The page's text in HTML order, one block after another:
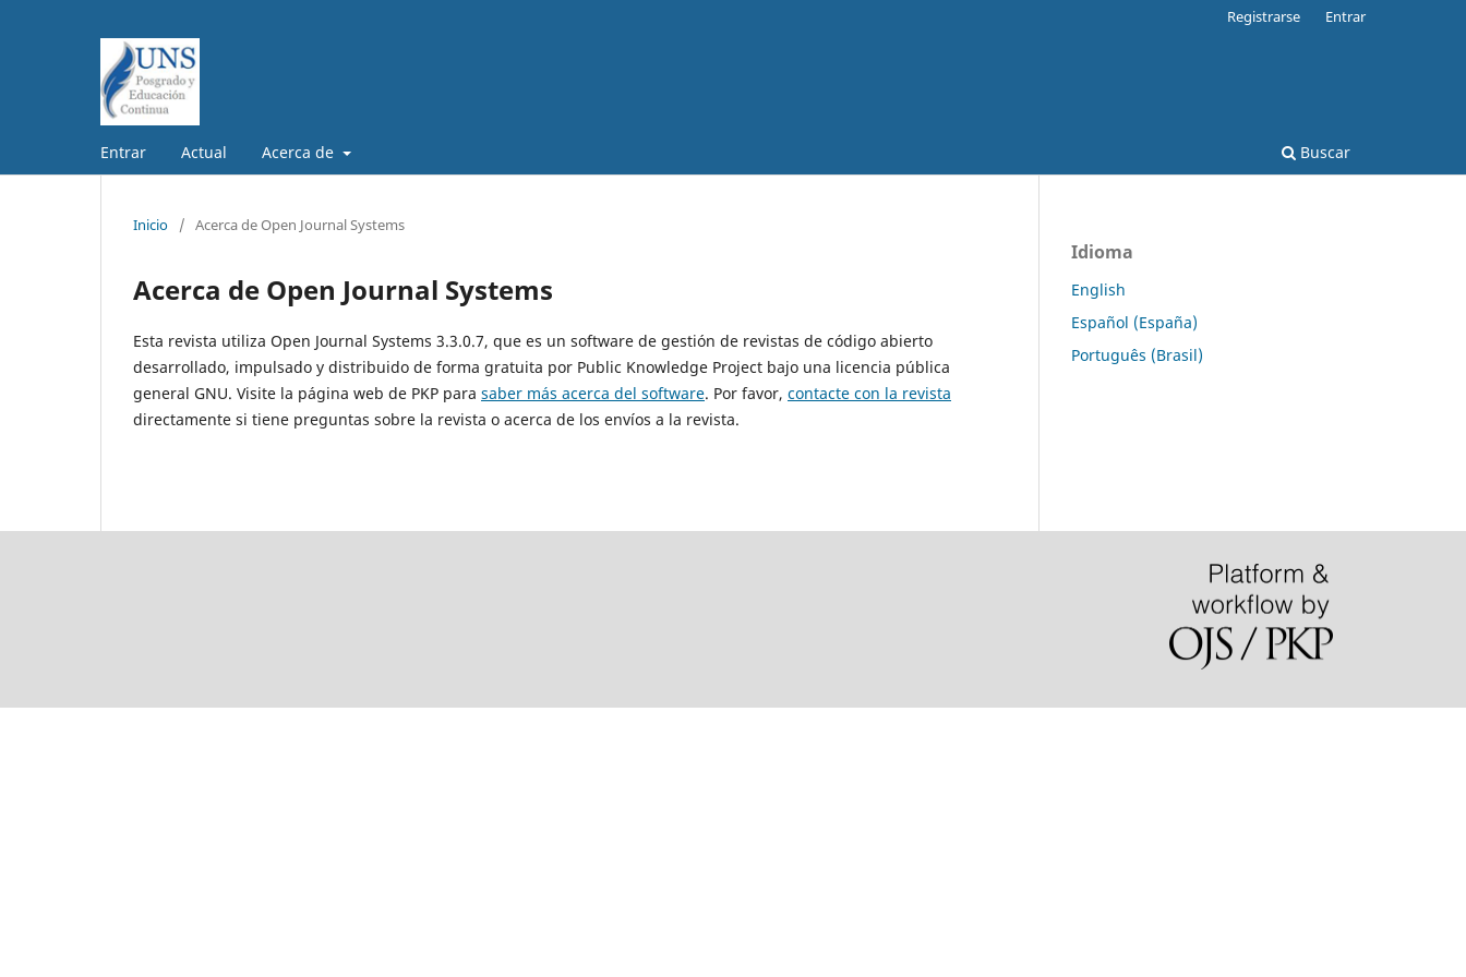
Entrar Actual Acerca de Buscar
Registrarse Entrar
Inicio / Acerca de Open Journal Systems
Acerca de Open Journal Systems
Esta revista utiliza Open Journal Systems 3.3.0.7, que es un software de gestión de revistas de código abierto
desarrollado, impulsado y distribuido de forma gratuita por Public Knowledge Project bajo una licencia pública
general GNU. Visite la página web de PKP para saber más acerca del software. Por favor, contacte con la revista
directamente si tiene preguntas sobre la revista o acerca de los envíos a la revista.
Idioma
English
Español (España)
Português (Brasil)